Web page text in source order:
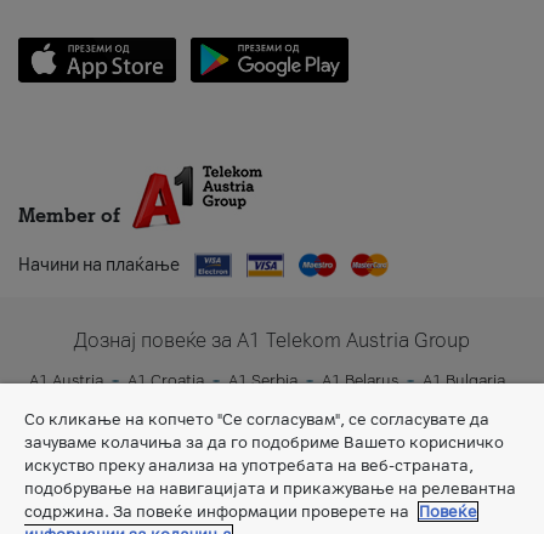
Member of
Начини на плаќање
Дознај повеќе за A1 Telekom Austria Group
A1 Austria A1 Croatia A1 Serbia A1 Belarus
A1 Bulgaria
Со кликање на копчето "Се согласувам", се согласувате да
зачуваме колачиња за да го подобриме Вашето корисничко
искуство преку анализа на употребата на веб-страната,
подобрување на навигацијата и прикажување на релевантна
содржина. За повеќе информации проверете на
Повеќе